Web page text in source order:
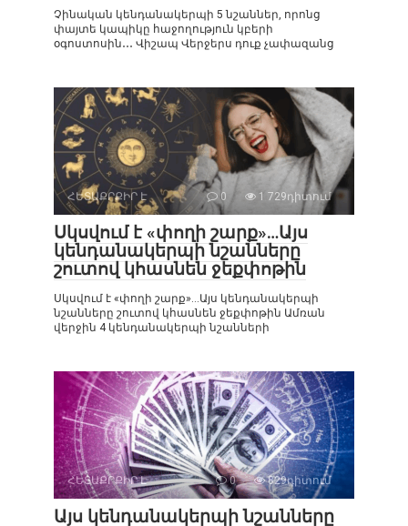
Չինական կենդանակերպի 5 նշաններ, որոնց
փայտե կապիկը հաջողություն կբերի
օգոստոսին․․․ Վիշապ Վերջերս դուք չափազանց
ՀԵՏԱՔՐՔԻՐ Է 0 1 729դիտում
Սկսվում է «փողի շարք»…Այս
կենդանակերպի նշանները
շուտով կհասնեն ջեքփոթին
Սկսվում է «փողի շարք»…Այս կենդանակերպի
նշանները շուտով կհասնեն ջեքփոթին Ամռան
վերջին 4 կենդանակերպի նշանների
ՀԵՏԱՔՐՔԻՐ Է 0 829դիտում
Այս կենդանակերպի նշանները